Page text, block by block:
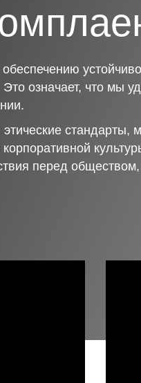
Это означает, что мы
стандарты,
перед